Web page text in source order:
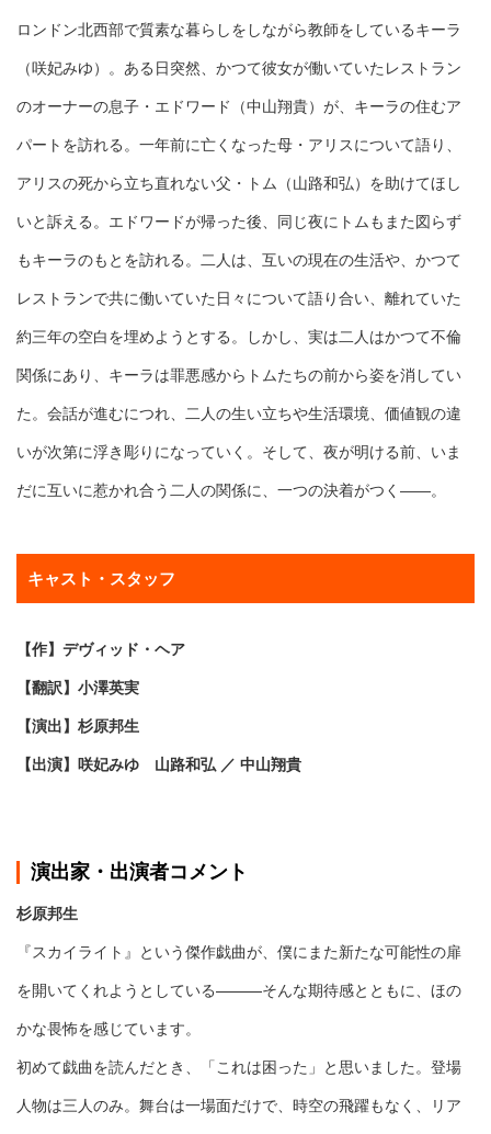
ロンドン北西部で質素な暮らしをしながら教師をしているキーラ
（咲妃みゆ）。ある日突然、かつて彼女が働いていたレストラン
のオーナーの息子・エドワード（中山翔貴）が、キーラの住むア
パートを訪れる。一年前に亡くなった母・アリスについて語り、
アリスの死から立ち直れない父・トム（山路和弘）を助けてほし
いと訴える。エドワードが帰った後、同じ夜にトムもまた図らず
もキーラのもとを訪れる。二人は、互いの現在の生活や、かつて
レストランで共に働いていた日々について語り合い、離れていた
約三年の空白を埋めようとする。しかし、実は二人はかつて不倫
関係にあり、キーラは罪悪感からトムたちの前から姿を消してい
た。会話が進むにつれ、二人の生い立ちや生活環境、価値観の違
いが次第に浮き彫りになっていく。そして、夜が明ける前、いま
だに互いに惹かれ合う二人の関係に、一つの決着がつく――。
キャスト・スタッフ
【作】デヴィッド・ヘア
【翻訳】小澤英実
【演出】杉原邦生
【出演】咲妃みゆ 山路和弘 ／ 中山翔貴
演出家・出演者コメント
杉原邦生
『スカイライト』という傑作戯曲が、僕にまた新たな可能性の扉
を開いてくれようとしている そんな期待感とともに、ほの
かな畏怖を感じています。
初めて戯曲を読んだとき、「これは困った」と思いました。登場
人物は三人のみ。舞台は一場面だけで、時空の飛躍もなく、リア